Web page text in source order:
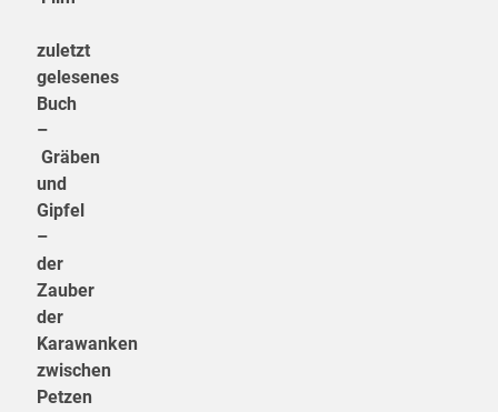
zuletzt
gelesenes
Buch
–
Gräben
und
Gipfel
–
der
Zauber
der
Karawanken
zwischen
Petzen